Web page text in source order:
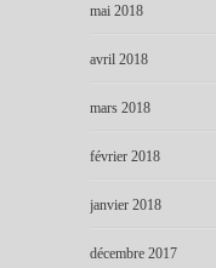
mai 2018
avril 2018
mars 2018
février 2018
janvier 2018
décembre 2017